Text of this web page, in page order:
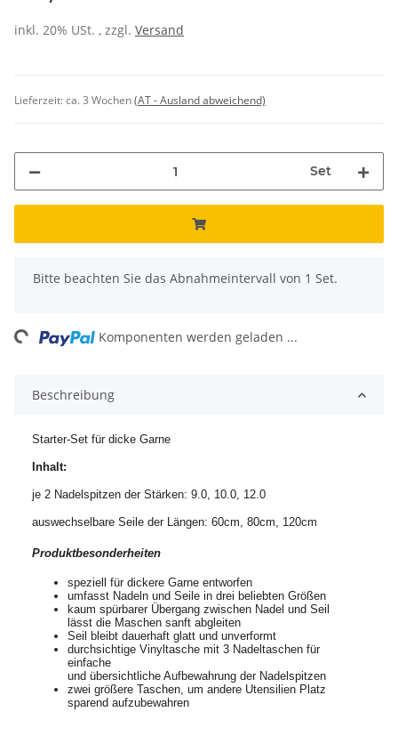
inkl. 20% USt. , zzgl. Versand
Lieferzeit:ca. 3 Wochen(AT - Ausland abweichend)
Set
x
Bitte beachten Sie das Abnahmeintervall von 1 Set.
Komponenten werden geladen ...
Beschreibung
Starter-Set für dicke Garne
Inhalt:
je 2 Nadelspitzen der Stärken: 9.0, 10.0, 12.0
auswechselbare Seile der Längen: 60cm, 80cm, 120cm
Produktbesonderheiten
speziell für dickere Garne entworfen
umfasst Nadeln und Seile in drei beliebten Größen
kaum spürbarer Übergang zwischen Nadel und Seil
lässt die Maschen sanft abgleiten
Seil bleibt dauerhaft glatt und unverformt
durchsichtige Vinyltasche mit 3 Nadeltaschen für
einfache
und übersichtliche Aufbewahrung der Nadelspitzen
zwei größere Taschen, um andere Utensilien Platz
sparend aufzubewahren